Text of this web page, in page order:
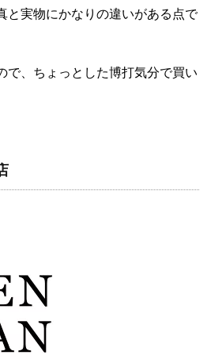
と実物にかなりの違いがある点で
で、ちょっとした博打気分で買い